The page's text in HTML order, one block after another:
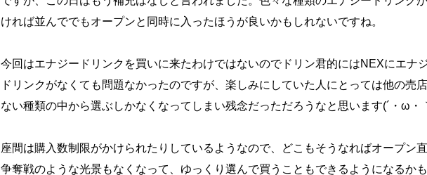
ければ並んででもオープンと同時に入ったほうが良いかもしれないですね。
今回はエナジードリンクを買いに来たわけではないのでドリン君的にはNEXにエナ
ドリンクがなくても問題なかったのですが、楽しみにしていた人にとっては他の売
ない種類の中から選ぶしかなくなってしまい残念だっただろうなと思います(´・ω・
座間は購入数制限がかけられたりしているようなので、どこもそうなればオープン
争奪戦のような光景もなくなって、ゆっくり選んで買うこともできるようになるか